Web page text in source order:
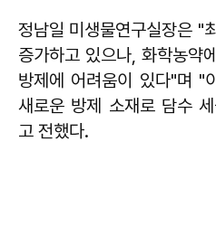
정남일 미생물연구실장은 "
증가하고 있으나, 화학농약
방제에 어려움이 있다"며 "
새로운 방제 소재로 담수
고 전했다.